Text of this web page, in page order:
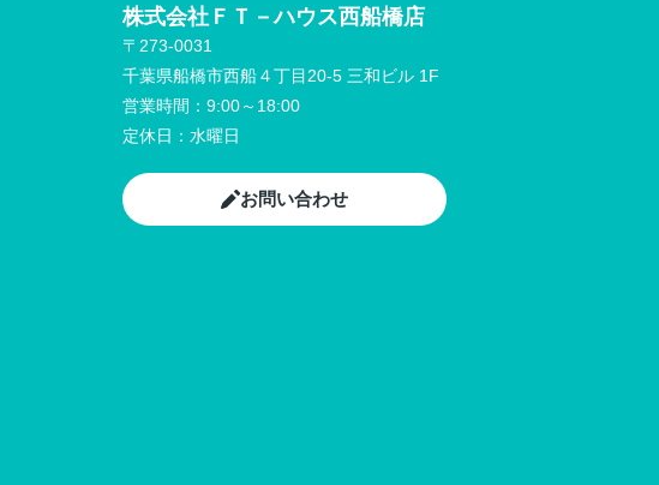
株式会社ＦＴ－ハウス西船橋店
〒273-0031
千葉県船橋市西船４丁目20-5 三和ビル 1F
営業時間： 9:00～18:00
定休日： 水曜日
お問い合わせ